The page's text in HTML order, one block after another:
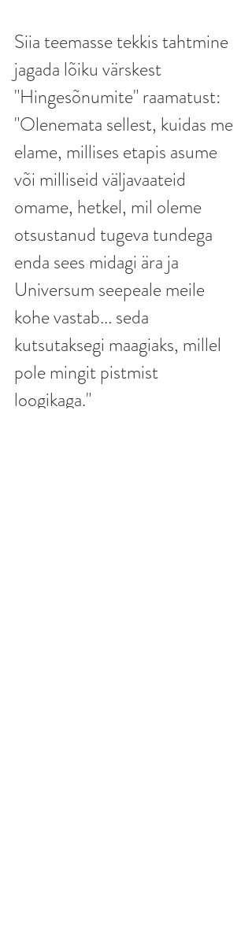
Siia teemasse tekkis tahtmine
jagada lõiku värskest
"Hingesõnumite" raamatust:
"Olenemata sellest, kuidas me
elame, millises etapis asume
või milliseid väljavaateid
omame, hetkel, mil oleme
otsustanud tugeva tundega
enda sees midagi ära ja
Universum seepeale meile
kohe vastab... seda
kutsutaksegi maagiaks, millel
pole mingit pistmist
loogikaga."